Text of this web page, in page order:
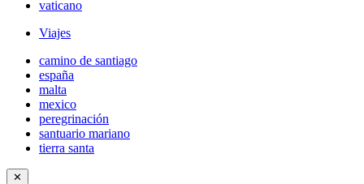
vaticano
Viajes
camino de santiago
españa
malta
mexico
peregrinación
santuario mariano
tierra santa
✕